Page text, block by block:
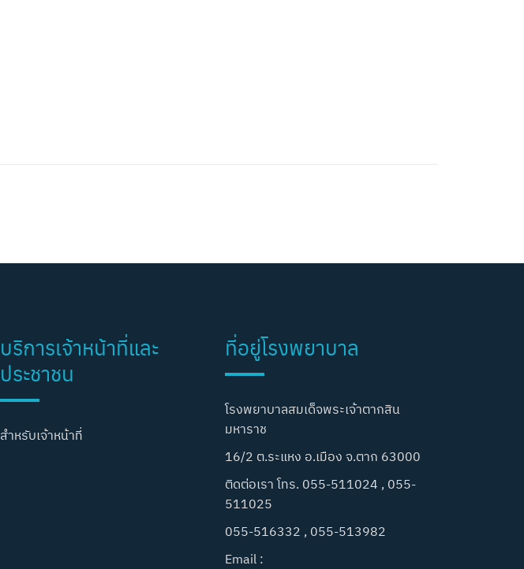
บริการเจ้าหน้าที่และ
ประชาชน
สำหรับเจ้าหน้าที่
ที่อยู่โรงพยาบาล
โรงพยาบาลสมเด็จพระเจ้าตากสิน
มหาราช
16/2 ต.ระแหง อ.เมือง จ.ตาก 63000
ติดต่อเรา โทร. 055-511024 , 055-
511025
055-516332 , 055-513982
Email :